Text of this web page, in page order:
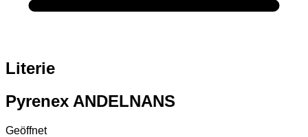
Literie
Pyrenex ANDELNANS
Geöffnet